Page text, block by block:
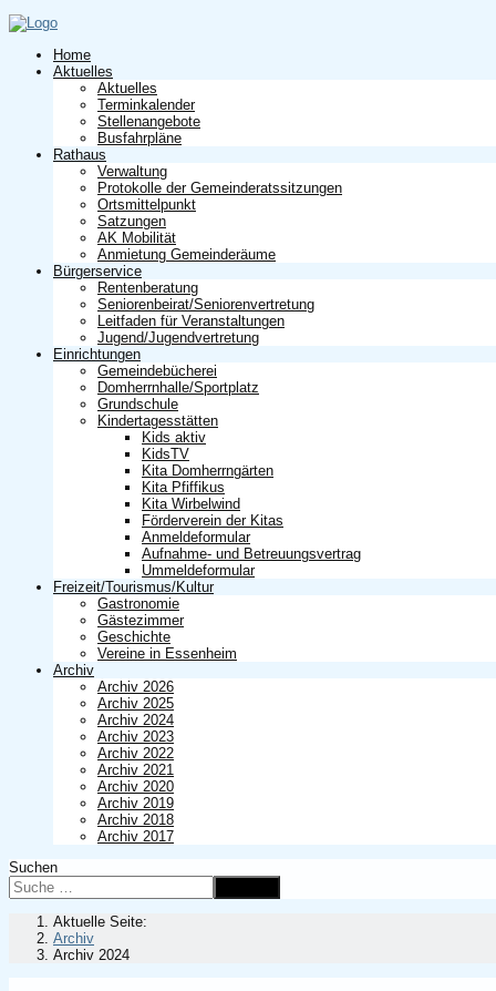
Home
Aktuelles
Aktuelles
Terminkalender
Stellenangebote
Busfahrpläne
Rathaus
Verwaltung
Protokolle der Gemeinderatssitzungen
Ortsmittelpunkt
Satzungen
AK Mobilität
Anmietung Gemeinderäume
Bürgerservice
Rentenberatung
Seniorenbeirat/Seniorenvertretung
Leitfaden für Veranstaltungen
Jugend/Jugendvertretung
Einrichtungen
Gemeindebücherei
Domherrnhalle/Sportplatz
Grundschule
Kindertagesstätten
Kids aktiv
KidsTV
Kita Domherrngärten
Kita Pfiffikus
Kita Wirbelwind
Förderverein der Kitas
Anmeldeformular
Aufnahme- und Betreuungsvertrag
Ummeldeformular
Freizeit/Tourismus/Kultur
Gastronomie
Gästezimmer
Geschichte
Vereine in Essenheim
Archiv
Archiv 2026
Archiv 2025
Archiv 2024
Archiv 2023
Archiv 2022
Archiv 2021
Archiv 2020
Archiv 2019
Archiv 2018
Archiv 2017
Suchen
Aktuelle Seite:
Archiv
Archiv 2024